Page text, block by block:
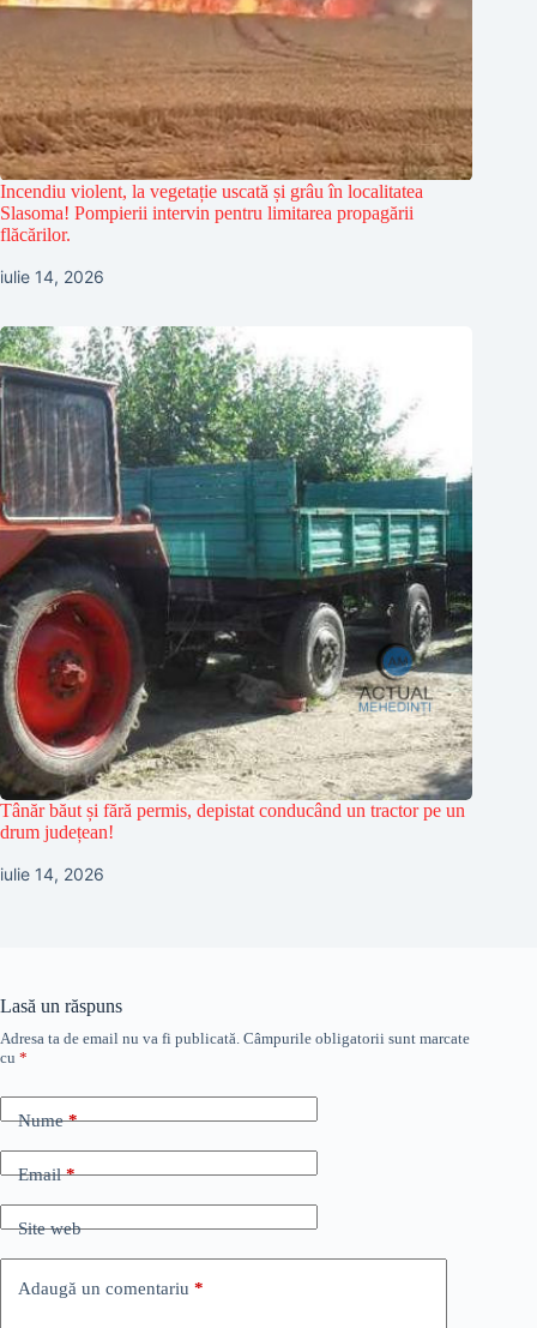
Incendiu violent, la vegetație uscată și grâu în localitatea
Slasoma! Pompierii intervin pentru limitarea propagării
flăcărilor.
iulie 14, 2026
Tânăr băut și fără permis, depistat conducând un tractor pe un
drum județean!
iulie 14, 2026
Lasă un răspuns
Adresa ta de email nu va fi publicată. Câmpurile obligatorii sunt marcate
cu *
Nume*
Email*
Site web
Adaugă un comentariu *